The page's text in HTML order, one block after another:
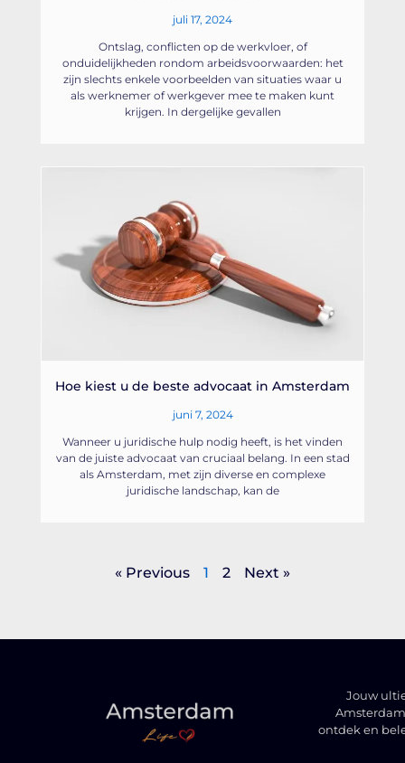
juli 17, 2024
Ontslag, conflicten op de werkvloer, of
onduidelijkheden rondom arbeidsvoorwaarden: het
zijn slechts enkele voorbeelden van situaties waar u
als werknemer of werkgever mee te maken kunt
krijgen. In dergelijke gevallen
Hoe kiest u de beste advocaat in Amsterdam
juni 7, 2024
Wanneer u juridische hulp nodig heeft, is het vinden
van de juiste advocaat van cruciaal belang. In een stad
als Amsterdam, met zijn diverse en complexe
juridische landschap, kan de
« Previous 1 2 Next »
Jouw
ontdek en